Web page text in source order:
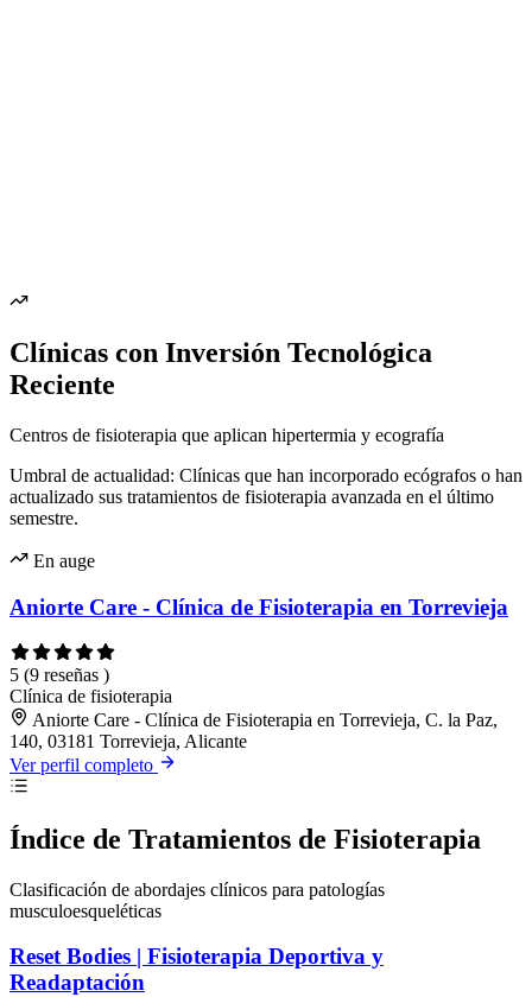
Clínicas con Inversión Tecnológica
Reciente
Centros de fisioterapia que aplican hipertermia y ecografía
Umbral de actualidad: Clínicas que han incorporado ecógrafos o han
actualizado sus tratamientos de fisioterapia avanzada en el último
semestre.
En auge
Aniorte Care - Clínica de Fisioterapia en Torrevieja
5 (9 reseñas )
Clínica de fisioterapia
Aniorte Care - Clínica de Fisioterapia en Torrevieja, C. la Paz,
140, 03181 Torrevieja, Alicante
Ver perfil completo
Índice de Tratamientos de Fisioterapia
Clasificación de abordajes clínicos para patologías
musculoesqueléticas
Reset Bodies | Fisioterapia Deportiva y
Readaptación